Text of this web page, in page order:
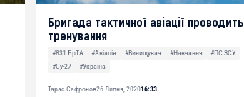
Бригада тактичної авіації проводить
тренування
#831 БрТА #Авіація #Винищувач #Навчання
#ПС ЗСУ
#Су-27
#Україна
Тарас Сафронов26 Липня, 202016:33